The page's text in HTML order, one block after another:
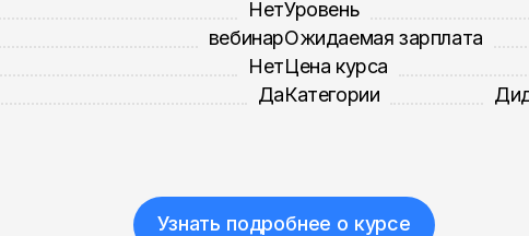
Нет
вебинар
Нет
Да
Уровень
Ожидаемая зарплата
Цена курса
Категории
Узнать подробнее о курсе